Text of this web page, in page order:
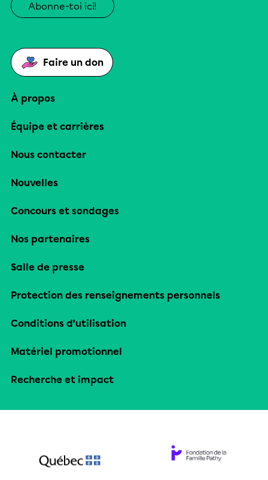
Abonne-toi ici!
Faire un don
À propos
Équipe et carrières
Nous contacter
Nouvelles
Concours et sondages
Nos partenaires
Salle de presse
Protection des renseignements personnels
Conditions d’utilisation
Matériel promotionnel
Recherche et impact